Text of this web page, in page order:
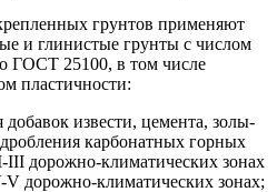
грунтов применяют
и глинистые грунты с числом
ГОСТ 25100, в том числе
пластичности:
извести, цемента, золы-
карбонатных горных
III дорожно-климатических зонах
V дорожно-климатических зонах;